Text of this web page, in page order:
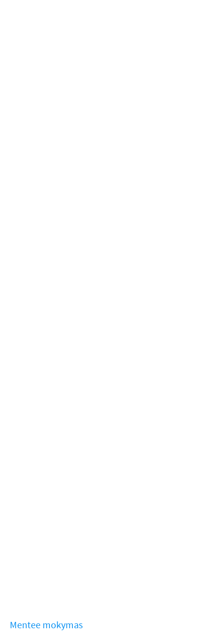
Mentee mokymas